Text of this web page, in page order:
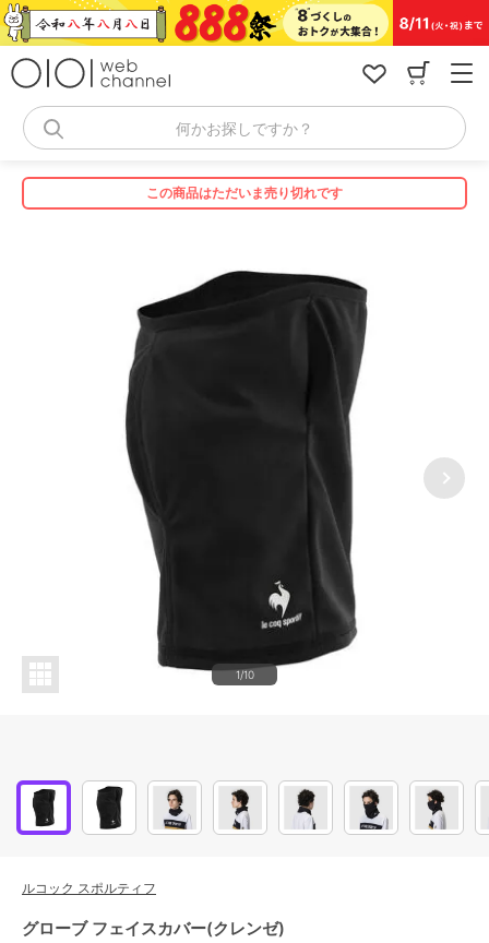
コ
ン
何かお探しですか？
この商品はただいま売り切れです
1/10
ルコック スポルティフ
グローブ フェイスカバー(クレンゼ)